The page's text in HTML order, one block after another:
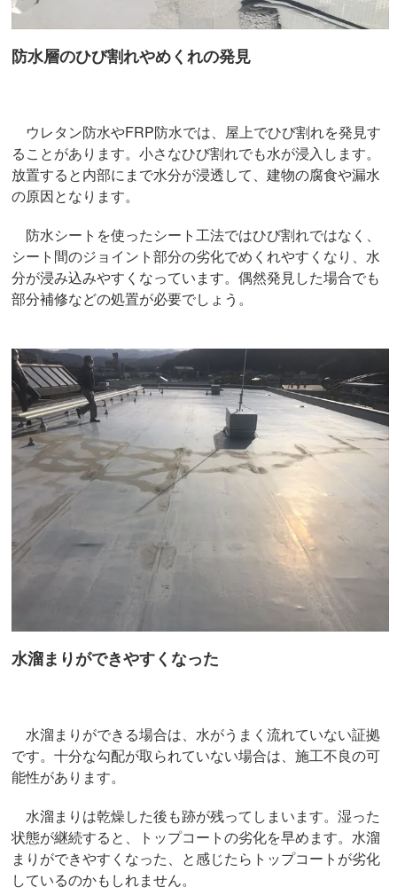
防水層のひび割れやめくれの発見
ウレタン防水やFRP防水では、屋上でひび割れを発見す
ることがあります。小さなひび割れでも水が浸入します。
放置すると内部にまで水分が浸透して、建物の腐食や漏水
の原因となります。
防水シートを使ったシート工法ではひび割れではなく、
シート間のジョイント部分の劣化でめくれやすくなり、水
分が浸み込みやすくなっています。偶然発見した場合でも
部分補修などの処置が必要でしょう。
水溜まりができやすくなった
水溜まりができる場合は、水がうまく流れていない証拠
です。十分な勾配が取られていない場合は、施工不良の可
能性があります。
水溜まりは乾燥した後も跡が残ってしまいます。湿った
状態が継続すると、トップコートの劣化を早めます。水溜
まりができやすくなった、と感じたらトップコートが劣化
しているのかもしれません。